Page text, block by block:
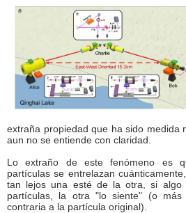
extraña propiedad que ha sido medida
aun no se entiende con claridad.
Lo extraño de este fenómeno es
partículas se entrelazan
tan lejos una esté de la otra, si
partículas, la otra "lo siente" (o
contraria a la partícula original).